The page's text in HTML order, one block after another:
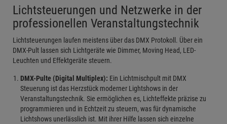
Lichtsteuerungen und Netzwerke in der
professionellen Veranstaltungstechnik
Lichtsteuerungen laufen meistens über das DMX Protokoll. Über ein
DMX-Pult lassen sich Lichtgeräte wie Dimmer, Moving Head, LED-
Leuchten und Effektgeräte steuern.
DMX-Pulte (Digital Multiplex): Ein Lichtmischpult mit DMX
Steuerung ist das Herzstück moderner Lightshows in der
Veranstaltungstechnik. Sie ermöglichen es, Lichteffekte präzise zu
programmieren und in Echtzeit zu steuern, was für dynamische
Lichtshows unerlässlich ist. Mit ihrer Hilfe lassen sich einzelne